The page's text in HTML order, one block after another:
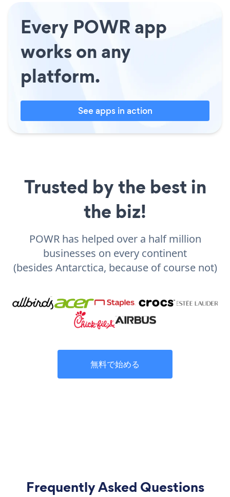
Every POWR app
works on any
platform.
See apps in action
Trusted by the best in
the biz!
POWR has helped over a half million
businesses on every continent
(besides Antarctica, because of course not)
無料で始める
Frequently Asked Questions